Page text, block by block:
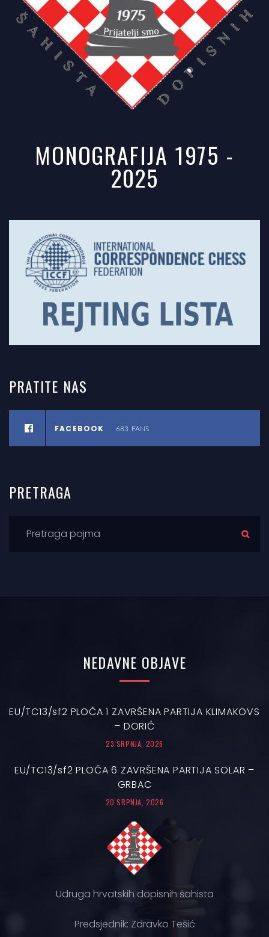
MONOGRAFIJA 1975 -
2025
PRATITE NAS
FACEBOOK 683 FANS
PRETRAGA
NEDAVNE OBJAVE
EU/TC13/sf2 PLOČA 1 ZAVRŠENA PARTIJA KLIMAKOVS
– DORIĆ
23 SRPNJA, 2026
EU/TC13/sf2 PLOČA 6 ZAVRŠENA PARTIJA SOLAR –
GRBAC
20 SRPNJA, 2026
Udruga hrvatskih dopisnih šahista
Predsjednik: Zdravko Tešić